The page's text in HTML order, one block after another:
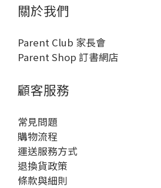
關於我們
Parent Club 家長會
Parent Shop 訂書網店
顧客服務
常見問題
購物流程
運送服務方式
退換貨政策
條款與細則